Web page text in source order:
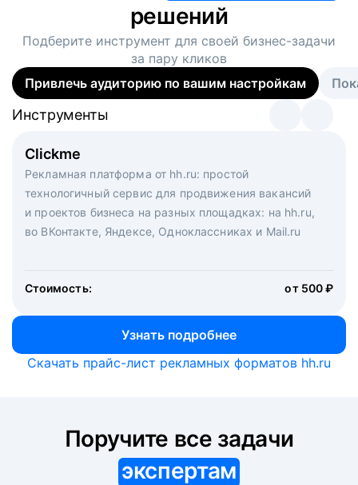
решений
Подберите инструмент для своей бизнес-задачи
за пару кликов
Привлечь аудиторию по вашим настройкам
Clickme
Рекламная платформа от hh.ru: простой
технологичный сервис для продвижения вакансий
и проектов бизнеса на разных площадках: на hh.ru,
во ВКонтакте, Яндексе, Одноклассниках и Mail.ru
Стоимость: от 500 ₽
Узнать подробнее
Инструменты
Вакансия дня
Рекламный формат для вакансий на главной странице
hh.ru. Увеличивает количество откликов
Инструменты
Массовый подбор под ключ. Решите, сколько
кандидатов и когда вам нужно, и за дело возьмутся
маркетологи, рекрутеры и проектные менеджеры
hh.ru с целым набором digital-инструментов
Инструменты
Скачать прайс-лист рекламных форматов hh.ru
экспертам